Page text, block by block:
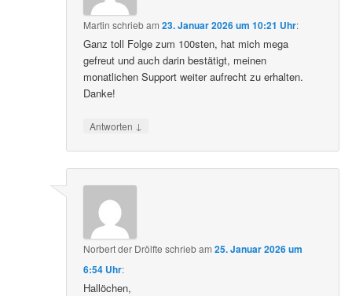
Martin schriebam23. Januar 2026 um 10:21 Uhr:
Ganz toll Folge zum 100sten, hat mich mega
gefreut und auch darin bestätigt, meinen
monatlichen Support weiter aufrecht zu erhalten.
Danke!
Antworten ↓
Norbert der Drölfte schriebam25. Januar 2026 um
6:54 Uhr:
Hallöchen,